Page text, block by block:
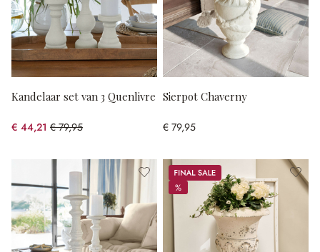
Kandelaar set van 3 Quenlivre
€ 44,21 € 79,95
(44.7% gespart)
Sierpot Chaverny
€ 79,95
Sale
%
%